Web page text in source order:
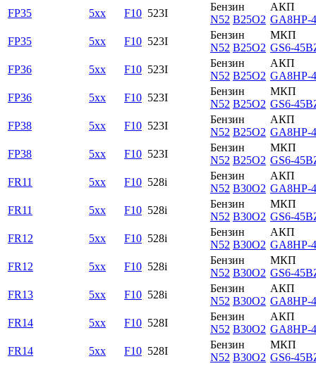
FP35
5xx F10 523I
Бензин
N52 B25O2
АКП
GA8HP-
FP35
5xx F10 523I
Бензин
N52 B25O2
МКП
GS6-
FP36
5xx F10 523I
Бензин
N52 B25O2
АКП
GA8HP-
FP36
5xx F10 523I
Бензин
N52 B25O2
МКП
GS6-
FP38
5xx F10 523I
Бензин
N52 B25O2
АКП
GA8HP-
FP38
5xx F10 523I
Бензин
N52 B25O2
МКП
GS6-
FR11
5xx F10 528i
Бензин
N52 B30O2
АКП
GA8HP-
FR11
5xx F10 528i
Бензин
N52 B30O2
МКП
GS6-
FR12
5xx F10 528i
Бензин
N52 B30O2
АКП
GA8HP-
FR12
5xx F10 528i
Бензин
N52 B30O2
МКП
GS6-
FR13
5xx F10 528i
Бензин
N52 B30O2
АКП
GA8HP-
FR14
5xx F10 528I
Бензин
N52 B30O2
АКП
GA8HP-
FR14
5xx F10 528I
Бензин
N52 B30O2
МКП
GS6-